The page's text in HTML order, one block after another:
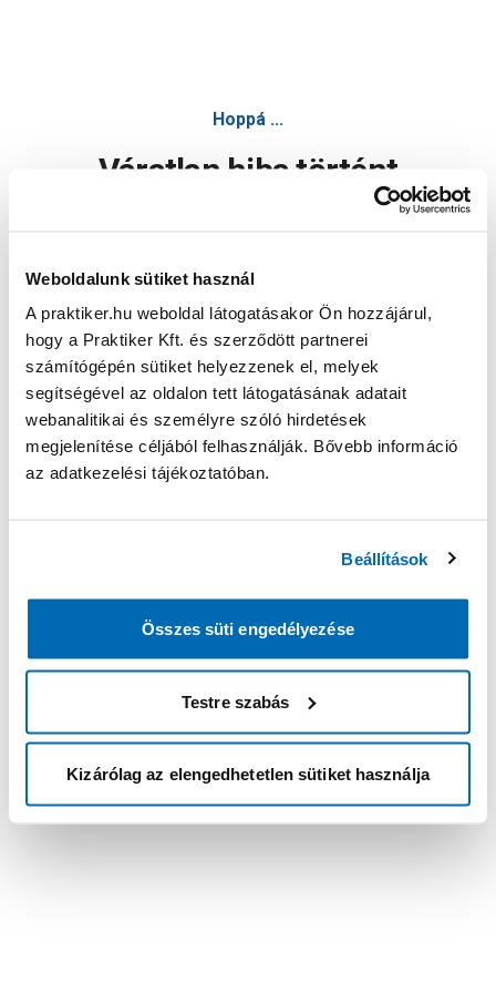
Weboldalunk sütiket használ
A praktiker.hu weboldal látogatásakor Ön hozzájárul,
hogy a Praktiker Kft. és szerződött partnerei
számítógépén sütiket helyezzenek el, melyek
segítségével az oldalon tett látogatásának adatait
webanalitikai és személyre szóló hirdetések
megjelenítése céljából felhasználják. Bővebb információ
az adatkezelési tájékoztatóban.
Beállítások
Összes süti engedélyezése
Testre szabás
Kizárólag az elengedhetetlen sütiket használja
Hoppá ...
Váratlan hiba történt
Oldal újratöltése